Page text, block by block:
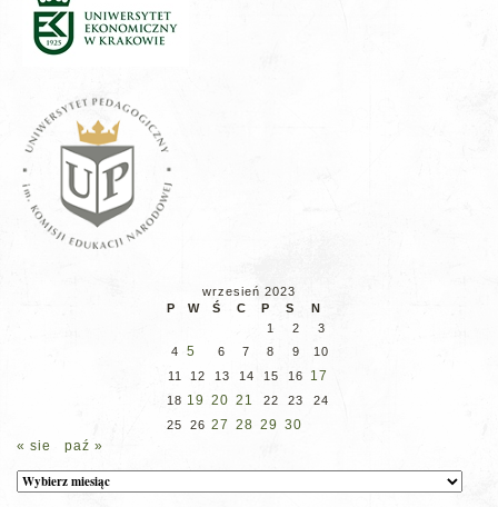
wrzesień 2023
P
W Ś C P S
N
1
2
3
4
5 6 7 8 9
10
11
12 13 14 15 16 17
18 19 20 21 22 23
24
25
26 27 28 29 30
« sie
paź »
Archiwum